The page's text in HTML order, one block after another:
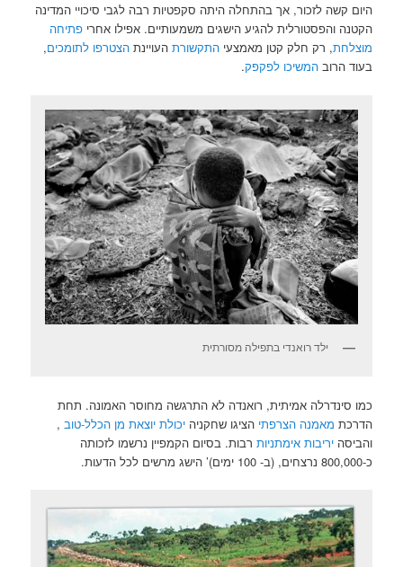
היום קשה לזכור, אך בהתחלה היתה סקפטיות רבה לגבי סיכויי המדינה
הקטנה והפסטורלית להגיע הישגים משמעותיים. אפילו אחריפתיחה
מוצלחת, רק חלק קטן מאמצעיהתקשורת העויינתהצטרפו לתומכים,
בעוד הרובהמשיכו לפקפק.
ילד רואנדי בתפילה מסורתית
כמו סינדרלה אמיתית, רואנדה לא התרגשה מחוסר האמונה. תחת
הדרכת מאמנה הצרפתי הציגו שחקניהיכולת יוצאת מן הכלל-טוב ,
והביסהיריבות אימתניות רבות. בסיום הקמפיין נרשמו לזכותה
כ-800,000 נרצחים, (ב- 100 ימים)’ הישג מרשים לכל הדעות.